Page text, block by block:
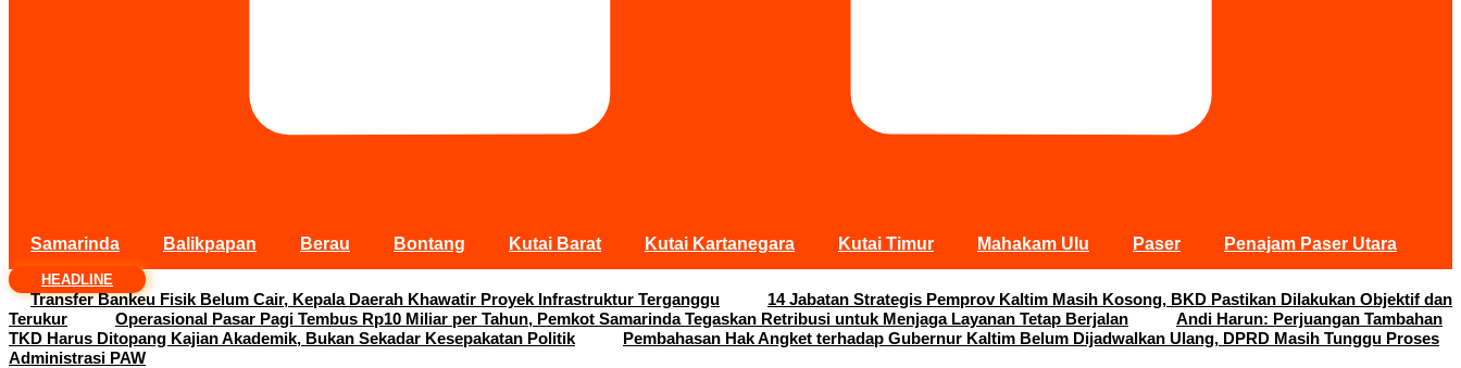
Samarinda Balikpapan Berau Bontang Kutai Barat Kutai Kartanegara Kutai Timur Mahakam Ulu Paser Penajam Paser Utara
HEADLINE
Transfer Bankeu Fisik Belum Cair, Kepala Daerah Khawatir Proyek Infrastruktur Terganggu
14 Jabatan Strategis Pemprov Kaltim Masih Kosong, BKD Pastikan Dilakukan Objektif dan
Terukur
Operasional Pasar Pagi Tembus Rp10 Miliar per Tahun, Pemkot Samarinda Tegaskan Retribusi untuk Menjaga Layanan Tetap Berjalan
Andi Harun: Perjuangan Tambahan
TKD Harus Ditopang Kajian Akademik, Bukan Sekadar Kesepakatan Politik
Pembahasan Hak Angket terhadap Gubernur Kaltim Belum Dijadwalkan Ulang, DPRD Masih Tunggu Proses
Administrasi PAW